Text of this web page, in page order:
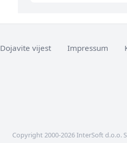
Dojavite vijest Impressum
Copyright 2000-2026 InterSoft d.o.o.